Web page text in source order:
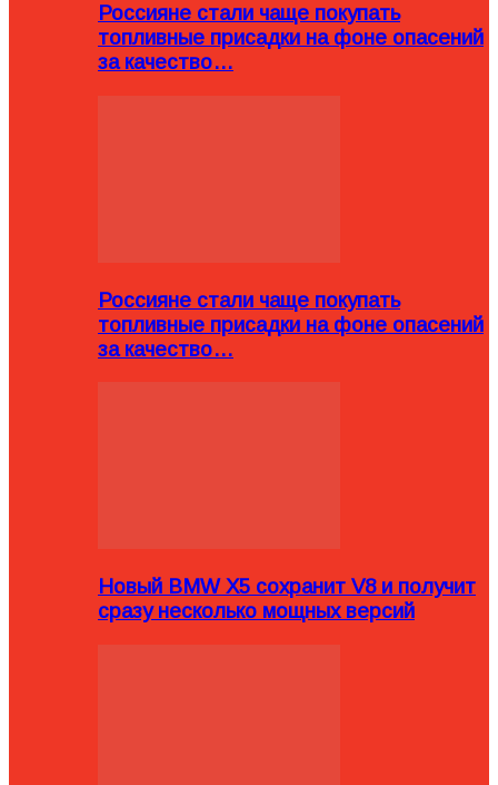
Россияне стали чаще покупать
топливные присадки на фоне опасений
за качество…
Россияне стали чаще покупать
топливные присадки на фоне опасений
за качество…
Новый BMW X5 сохранит V8 и получит
сразу несколько мощных версий